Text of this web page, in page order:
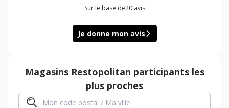
Sur le base de20 avis
Je donne mon avis
Magasins Restopolitan participants les
plus proches